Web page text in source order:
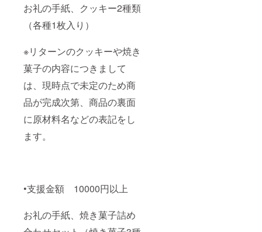
お礼の手紙、クッキー2種類
（各種1枚入り）
※リターンのクッキーや焼き
菓子の内容につきまして
は、現時点で未定のため商
品が完成次第、商品の裏面
に原材料名などの表記をし
ます。
•支援金額 10000円以上
お礼の手紙、焼き菓子詰め